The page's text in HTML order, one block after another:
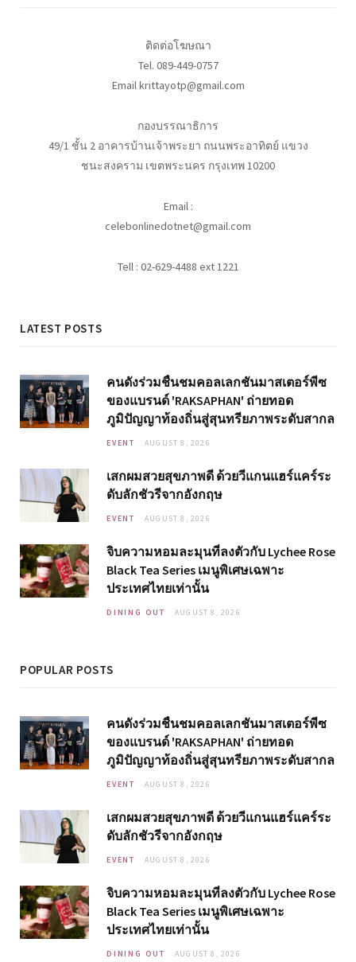
ติดต่อโฆษณา
Tel. 089-449-0757
Email krittayotp@gmail.com
กองบรรณาธิการ
49/1 ชั้น 2 อาคารบ้านเจ้าพระยา ถนนพระอาทิตย์ แขวง
ชนะสงคราม เขตพระนคร กรุงเทพ 10200
Email :
celebonlinedotnet@gmail.com
Tell : 02-629-4488 ext 1221
LATEST POSTS
คนดังร่วมชื่นชมคอลเลกชันมาสเตอร์พีซ
ของแบรนด์ 'RAKSAPHAN' ถ่ายทอด
ภูมิปัญญาท้องถิ่นสู่สุนทรียภาพระดับสากล
EVENT AUGUST 8, 2026
เสกผมสวยสุขภาพดี ด้วยวีแกนแฮร์แคร์ระ
ดับลักชัวรีจากอังกฤษ
EVENT AUGUST 8, 2026
จิบความหอมละมุนที่ลงตัวกับ Lychee Rose
Black Tea Series เมนูพิเศษเฉพาะ
ประเทศไทยเท่านั้น
DINING OUT AUGUST 8, 2026
POPULAR POSTS
คนดังร่วมชื่นชมคอลเลกชันมาสเตอร์พีซ
ของแบรนด์ 'RAKSAPHAN' ถ่ายทอด
ภูมิปัญญาท้องถิ่นสู่สุนทรียภาพระดับสากล
EVENT AUGUST 8, 2026
เสกผมสวยสุขภาพดี ด้วยวีแกนแฮร์แคร์ระ
ดับลักชัวรีจากอังกฤษ
EVENT AUGUST 8, 2026
จิบความหอมละมุนที่ลงตัวกับ Lychee Rose
Black Tea Series เมนูพิเศษเฉพาะ
ประเทศไทยเท่านั้น
DINING OUT AUGUST 8, 2026